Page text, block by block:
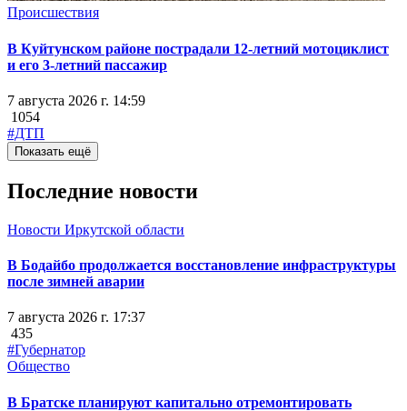
Происшествия
В Куйтунском районе пострадали 12-летний мотоциклист
и его 3-летний пассажир
7 августа 2026 г. 14:59
1054
#ДТП
Показать ещё
Последние новости
Новости Иркутской области
В Бодайбо продолжается восстановление инфраструктуры
после зимней аварии
7 августа 2026 г. 17:37
435
#Губернатор
Общество
В Братске планируют капитально отремонтировать